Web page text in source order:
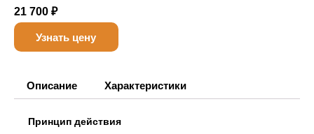
21 700 ₽
Узнать цену
Описание Характеристики
Принцип действия